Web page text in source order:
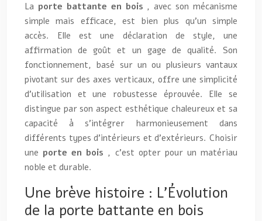
La porte battante en bois , avec son mécanisme
simple mais efficace, est bien plus qu’un simple
accès. Elle est une déclaration de style, une
affirmation de goût et un gage de qualité. Son
fonctionnement, basé sur un ou plusieurs vantaux
pivotant sur des axes verticaux, offre une simplicité
d’utilisation et une robustesse éprouvée. Elle se
distingue par son aspect esthétique chaleureux et sa
capacité à s’intégrer harmonieusement dans
différents types d’intérieurs et d’extérieurs. Choisir
une porte en bois , c’est opter pour un matériau
noble et durable.
Une brève histoire : L’Évolution
de la porte battante en bois